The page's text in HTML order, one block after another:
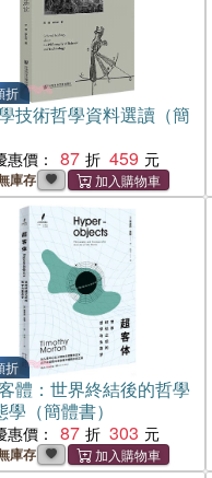
折
技術哲學資料選讀（簡
惠價： 87 459
庫存
折
體：世界終結後的哲學
（簡體書）
惠價： 87 303
庫存